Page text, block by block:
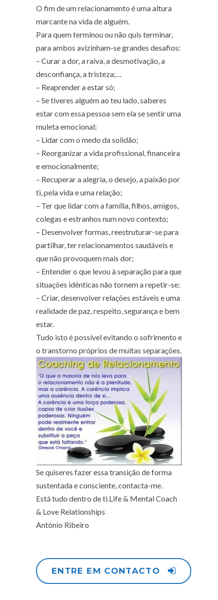
O fim de um relacionamento é uma altura
marcante na vida de alguém.
Para quem terminou ou não quis terminar,
para ambos avizinham-se grandes desafios:
– Curar a dor, a raiva, a desmotivação, a
desconfiança, a tristeza;…
– Reaprender a estar só;
– Se tiveres alguém ao teu lado, saberes
estar com essa pessoa sem ela se sentir uma
muleta emocional;
– Lidar com o medo da solidão;
– Reorganizar a vida profissional, financeira
e emocionalmente;
– Recuperar a alegria, o desejo, a paixão por
ti, pela vida e uma relação;
– Ter que lidar com a família, filhos, amigos,
colegas e estranhos num novo contexto;
– Desenvolver formas, reestruturar-se para
partilhar, ter relacionamentos saudáveis e
que não provoquem mais dor;
– Entender o que levou à separação para que
situações idênticas não tornem a repetir-se;
– Criar, desenvolver relações estáveis e uma
realidade de paz, respeito, segurança e bem
estar.
Tudo isto é possível evitando o sofrimento e
o transtorno próprios de muitas separações.
Se quiseres fazer essa transição de forma
sustentada e consciente, contacta-me.
Está tudo dentro de ti.Life & Mental Coach
& Love Relationships
António Ribeiro
ENTRE EM CONTACTO